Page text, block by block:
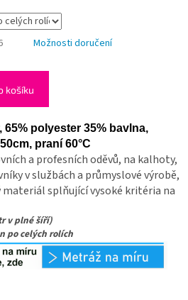
Možnosti doručení
košíku
polyester 35% bavlna,
praní 60°C
a profesních oděvů, na kalhoty,
v službách a průmyslové výrobě,
materiál splňující vysoké kritéria na
v plné šíří)
po celých rolích